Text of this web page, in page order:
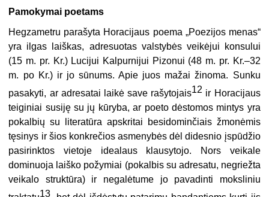
Pamokymai poetams
Hegzametru parašyta Horacijaus poema „Poezijos menas“
yra ilgas laiškas, adresuotas valstybės veikėjui konsului
(15 m. pr. Kr.) Lucijui Kalpurnijui Pizonui (48 m. pr. Kr.–32
m. po Kr.) ir jo sūnums. Apie juos mažai žinoma. Sunku
pasakyti, ar adresatai laikė save rašytojais12 ir Horacijaus
teiginiai susiję su jų kūryba, ar poeto dėstomos mintys yra
pokalbių su literatūra apskritai besidominčiais žmonėmis
tęsinys ir šios konkrečios asmenybės dėl didesnio įspūdžio
pasirinktos vietoje idealaus klausytojo. Nors veikale
dominuoja laiško požymiai (pokalbis su adresatu, negriežta
veikalo struktūra) ir negalėtume jo pavadinti moksliniu
13